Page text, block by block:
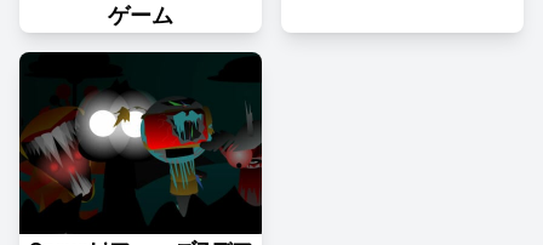
ゲーム